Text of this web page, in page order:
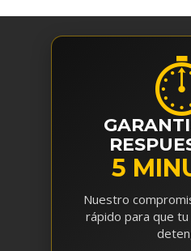
5
Nuestro
rápido para que